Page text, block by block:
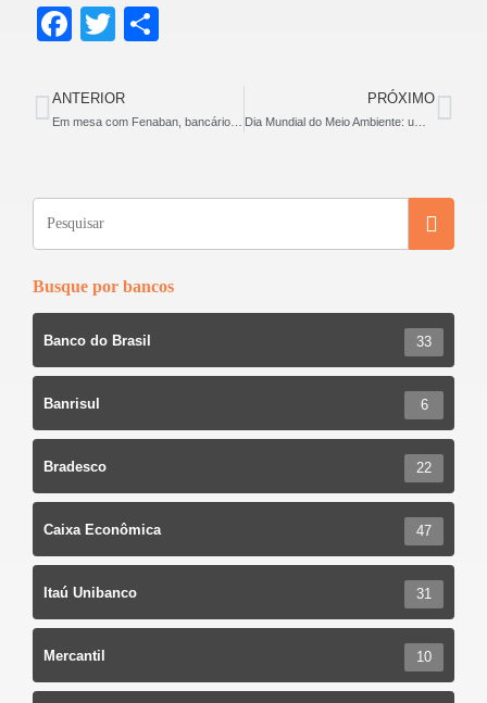
F
c
e
o
o
T
tt
er e
ANTERIOR PRÓXIMO
Dia Mundial do Meio Ambiente: um chamado urgente à ação coletiva pelo planeta
Busque por bancos
Banco do Brasil 33
Banrisul 6
Bradesco 22
Caixa Econômica 47
Itaú Unibanco 31
Mercantil 10